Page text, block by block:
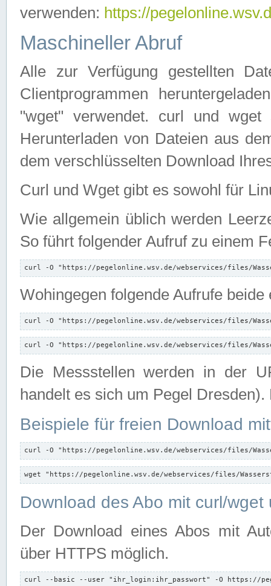
verwenden: https://
Maschineller Abruf
Alle zur Verfügung gestellten
Clientprogrammen
"wget" verwendet. curl und wget
Herunterladen von Dateien aus
dem verschlüsselten Download
Curl und Wget gibt es sowohl für
Wie allgemein üblich werden
So führt folgender Aufruf zu einem
curl -O "https://pegelonline.wsv.de/webservices/files/
Wohingegen folgende Aufrufe beide
curl -O "https://pegelonline.wsv.de/webservices/files/
curl -O "https://pegelonline.wsv.de/webservices/files/
Die Messstellen werden in der
handelt es sich um Pegel
Beispiele für freien Download
curl -O "https://pegelonline.wsv.de/webservices/files/
wget "https://pegelonline.wsv.de/webservices/files/
Download des Abo mit curl/
Der Download eines Abos mit
über HTTPS möglich.
curl --basic --user "ihr_login:ihr_passwort" -O https://